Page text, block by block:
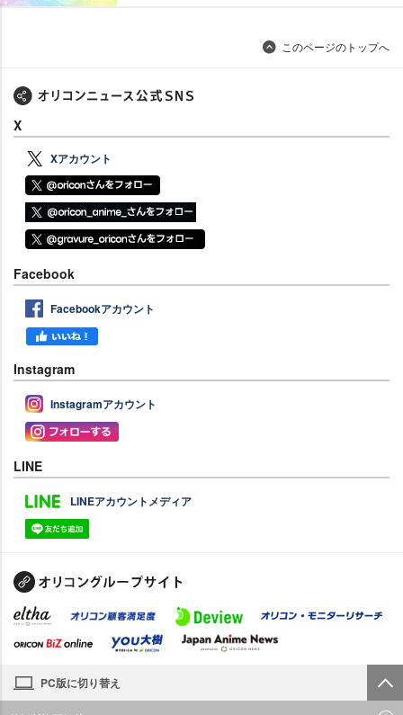
このページのトップへ
X
Xアカウント
Facebook
Facebookアカウント
Instagram
Instagramアカウント
LINE
LINEアカウントメディア
PC版に切り替え